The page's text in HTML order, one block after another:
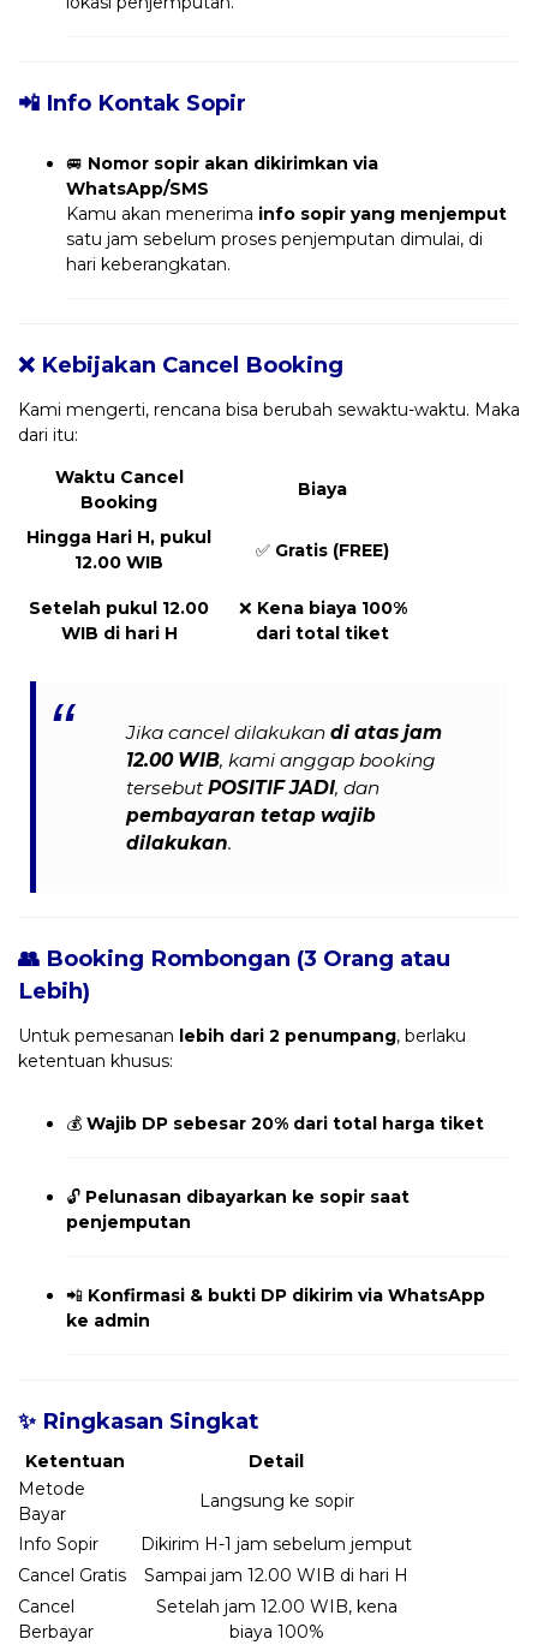
📲 Info Kontak Sopir
🚐 Nomor sopir akan dikirimkan via
WhatsApp/SMS
Kamu akan menerima info sopir yang menjemput
satu jam sebelum proses penjemputan dimulai, di
hari keberangkatan.
❌ Kebijakan Cancel Booking
Kami mengerti, rencana bisa berubah sewaktu-waktu. Maka
dari itu:
Waktu Cancel
Booking
Biaya
Hingga Hari H, pukul
12.00 WIB
✅ Gratis (FREE)
Setelah pukul 12.00
WIB di hari H
❌ Kena biaya 100%
dari total tiket
Jika cancel dilakukandi atas jam
12.00 WIB, kami anggap booking
tersebutPOSITIF JADI, dan
pembayaran tetap wajib
dilakukan.
👥 Booking Rombongan (3 Orang atau
Lebih)
Untuk pemesanan lebih dari 2 penumpang, berlaku
ketentuan khusus:
💰 Wajib DP sebesar 20% dari total harga tiket
🔓 Pelunasan dibayarkan ke sopir saat
penjemputan
📲 Konfirmasi & bukti DP dikirim via WhatsApp
ke admin
✨ Ringkasan Singkat
Ketentuan
Detail
Metode
Bayar
Langsung ke sopir
Info Sopir
Dikirim H-1 jam sebelum jemput
Cancel Gratis
Sampai jam 12.00 WIB di hari H
Cancel
Berbayar
Setelah jam 12.00 WIB, kena
biaya 100%